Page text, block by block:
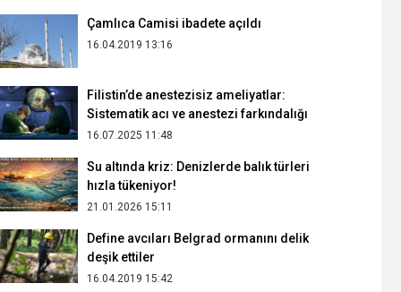
Çamlıca Camisi ibadete açıldı
16.04.2019 13:16
Filistin’de anestezisiz ameliyatlar:
Sistematik acı ve anestezi farkındalığı
16.07.2025 11:48
Su altında kriz: Denizlerde balık türleri
hızla tükeniyor!
21.01.2026 15:11
Define avcıları Belgrad ormanını delik
deşik ettiler
16.04.2019 15:42